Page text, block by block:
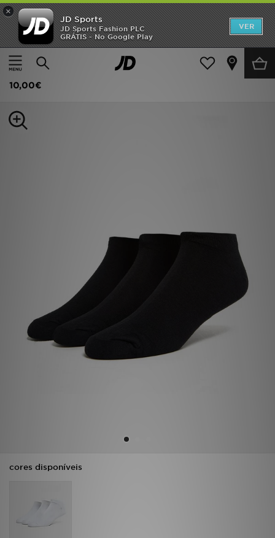
×
JD Sports
JD Sports Fashion PLC
GRÁTIS - No Google Play
VER
Página principal
Homem Acessórios de Homem Meias
McKenzie Pack de 3 Meias Curtas
10,00€
cores disponíveis
INÍCIO
Promoções
MULHER
LOCALIZADOR DE LOJAS
MENSAGENS
ESTADO DO TEU PEDIDO
ATENÇÃO AO CLIENTE
FAZ DOWNLOAD DA APP
TRABALHA CONNOSCO